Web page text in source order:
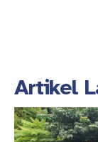
Artikel